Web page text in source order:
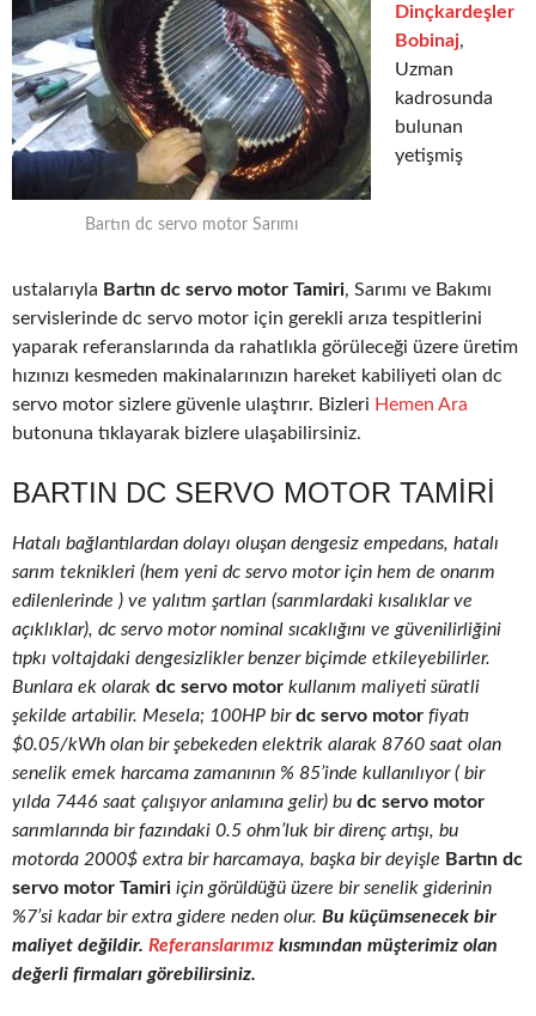
Bartın dc servo motor Sarımı
Dinçkardeşler
Bobinaj,
Uzman
kadrosunda
bulunan
yetişmiş
ustalarıyla Bartın dc servo motor Tamiri, Sarımı ve Bakımı
servislerinde dc servo motor için gerekli arıza tespitlerini
yaparak referanslarında da rahatlıkla görüleceği üzere üretim
hızınızı kesmeden makinalarınızın hareket kabiliyeti olan dc
servo motor sizlere güvenle ulaştırır. Bizleri Hemen Ara
butonuna tıklayarak bizlere ulaşabilirsiniz.
BARTIN DC SERVO MOTOR TAMIRI
Hatalı bağlantılardan dolayı oluşan dengesiz empedans, hatalı
sarım teknikleri (hem yeni dc servo motor için hem de onarım
edilenlerinde ) ve yalıtım şartları (sarımlardaki kısalıklar ve
açıklıklar), dc servo motor nominal sıcaklığını ve güvenilirliğini
tıpkı voltajdaki dengesizlikler benzer biçimde etkileyebilirler.
Bunlara ek olarak dc servo motor kullanım maliyeti süratli
şekilde artabilir. Mesela; 100HP birdc servo motor fiyatı
$0.05/kWh olan bir şebekeden elektrik alarak 8760 saat olan
senelik emek harcama zamanının % 85’inde kullanılıyor ( bir
yılda 7446 saat çalışıyor anlamına gelir) bu dc servo motor
sarımlarında bir fazındaki 0.5 ohm’luk bir direnç artışı, bu
motorda 2000$ extra bir harcamaya, başka bir deyişle Bartın dc
servo motor Tamiri için görüldüğü üzere bir senelik giderinin
%7’si kadar bir extra gidere neden olur. Bu küçümsenecek bir
maliyet değildir. Referanslarımız kısmından müşterimiz olan
değerli firmaları görebilirsiniz.